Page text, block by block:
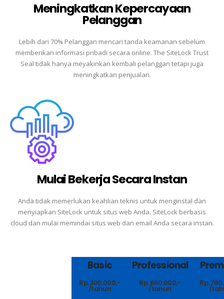
Meningkatkan Kepercayaan
Pelanggan
Lebih dari 70% Pelanggan mencari tanda keamanan sebelum
memberikan informasi pribadi secara online. The SiteLock Trust
Seal tidak hanya meyakinkan kembali pelanggan tetapi juga
meningkatkan penjualan.
Mulai Bekerja Secara Instan
Anda tidak memerlukan keahlian teknis untuk menginstal dan
menyiapkan SiteLock untuk situs web Anda. SiteLock berbasis
cloud dan mulai memindai situs web dan email Anda secara instan.
Basic
Rp. 300.000,-
/tahun
Professional
Rp. 660.000,-
/tahun
Rp.
/